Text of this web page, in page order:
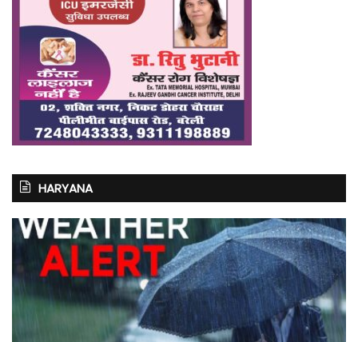
HARYANA